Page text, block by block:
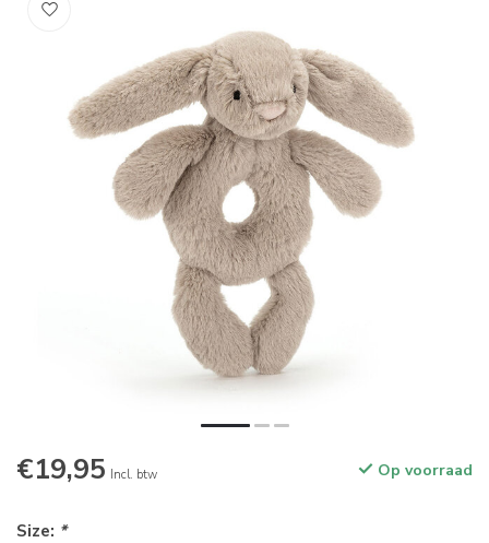
€19,95 Incl. btw Op voorraad
Size: *